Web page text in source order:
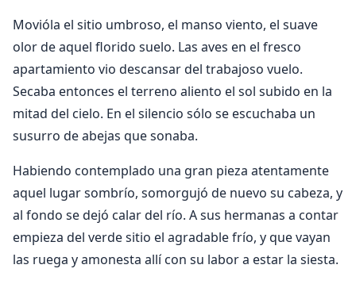
Movióla el sitio umbroso, el manso viento, el suave
olor de aquel florido suelo. Las aves en el fresco
apartamiento vio descansar del trabajoso vuelo.
Secaba entonces el terreno aliento el sol subido en la
mitad del cielo. En el silencio sólo se escuchaba un
susurro de abejas que sonaba.
Habiendo contemplado una gran pieza atentamente
aquel lugar sombrío, somorgujó de nuevo su cabeza, y
al fondo se dejó calar del río. A sus hermanas a contar
empieza del verde sitio el agradable frío, y que vayan
las ruega y amonesta allí con su labor a estar la siesta.